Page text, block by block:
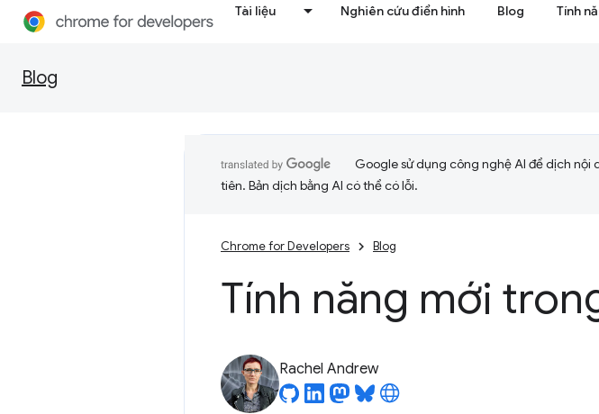
Tài liệu Nghiên cứu điển hình Blog Tính
Blog
Google sử dụng công nghệ AI để dịch nội
tiên. Bản dịch bằng AI có thể có lỗi.
Chrome for Developers Blog
Tính năng mới
Rachel Andrew